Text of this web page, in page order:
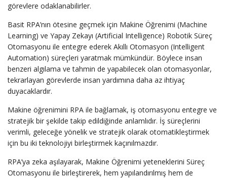
görevlere odaklanabilirler.
Basit RPA’nın ötesine geçmek için Makine Öğrenimi (Machine
Learning) ve Yapay Zekayı (Artificial Intelligence) Robotik Süreç
Otomasyonu ile entegre ederek Akıllı Otomasyon (Intelligent
Automation) süreçleri yaratmak mümkündür. Böylece insan
benzeri algılama ve tahmin de yapabilecek olan otomasyonlar,
tekrarlayan görevlerde insan yardımına daha az ihtiyaç
duyacaklardır.
Makine öğrenimini RPA ile bağlamak, iş otomasyonu entegre ve
stratejik bir şekilde takip edildiğinde anlamlıdır. İş süreçlerini
verimli, geleceğe yönelik ve stratejik olarak otomatikleştirmek
için bu iki teknolojiyi birleştirmek kaçınılmazdır.
RPA’ya zeka aşılayarak, Makine Öğrenimi yeteneklerini Süreç
Otomasyonu ile birleştirerek, hem yapılandırılmış hem de